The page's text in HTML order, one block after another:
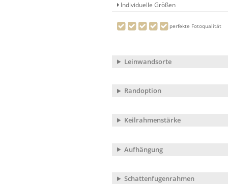
Individuelle Größen
perfekte Fotoqualität
Leinwandsorte
Randoption
Keilrahmenstärke
Aufhängung
Schattenfugenrahmen